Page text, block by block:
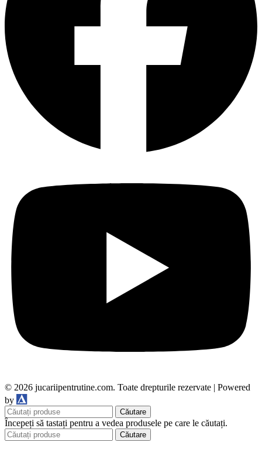
© 2026 jucariipentrutine.com. Toate drepturile rezervate | Powered
by
Căutare
Începeți să tastați pentru a vedea produsele pe care le căutați.
Căutare